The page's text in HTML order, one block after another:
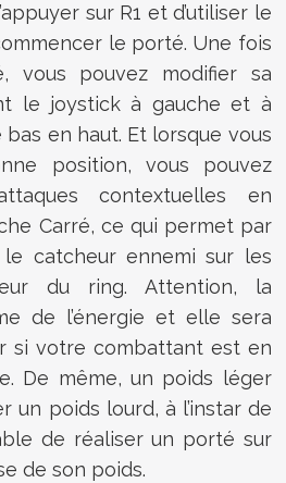
sur R1 et d’utiliser le
le porté. Une fois
vous pouvez modifier sa
le joystick à gauche et à
bas en haut. Et lorsque vous
position, vous pouvez
contextuelles en
Carré, ce qui permet par
le catcheur ennemi sur les
du ring. Attention, la
de l’énergie et elle sera
si votre combattant est en
De même, un poids léger
un poids lourd, à l’instar de
de réaliser un porté sur
de son poids.